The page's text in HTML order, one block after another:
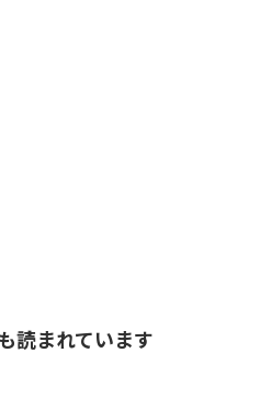
読まれています